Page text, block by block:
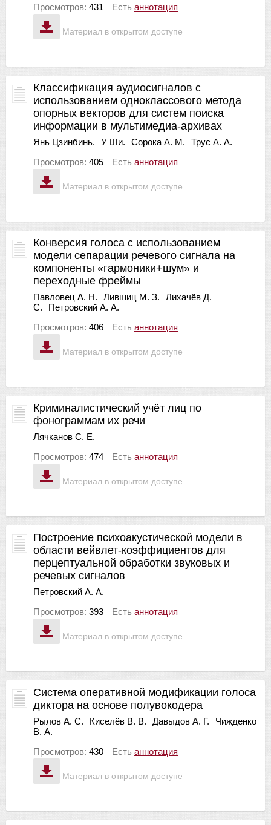
Материал в открытом доступе
Просмотров: 431 Есть аннотация
Материал в открытом доступе
Классификация аудиосигналов с
использованием одноклассового метода
опорных векторов для систем поиска
информации в мультимедиа-архивах
Янь Цзинбинь. У Ши. Сорока А. М.
Трус А. А.
Просмотров: 405 Есть аннотация
Материал в открытом доступе
Конверсия голоса с использованием
модели сепарации речевого сигнала на
компоненты «гармоники+шум» и
переходные фреймы
Павловец А. Н. Лившиц М. З.
Лихачёв Д.
С.
Петровский А. А.
Просмотров: 406 Есть аннотация
Материал в открытом доступе
Криминалистический учёт лиц по
фонограммам их речи
Лячканов С. Е.
Просмотров: 474 Есть аннотация
Материал в открытом доступе
Построение психоакустической модели в
области вейвлет-коэффициентов для
перцептуальной обработки звуковых и
речевых сигналов
Петровский А. А.
Просмотров: 393 Есть аннотация
Материал в открытом доступе
Система оперативной модификации голоса
диктора на основе полувокодера
Рылов А. С. Киселёв В. В. Давыдов А. Г.
Чижденко
В. А.
Просмотров: 430 Есть аннотация